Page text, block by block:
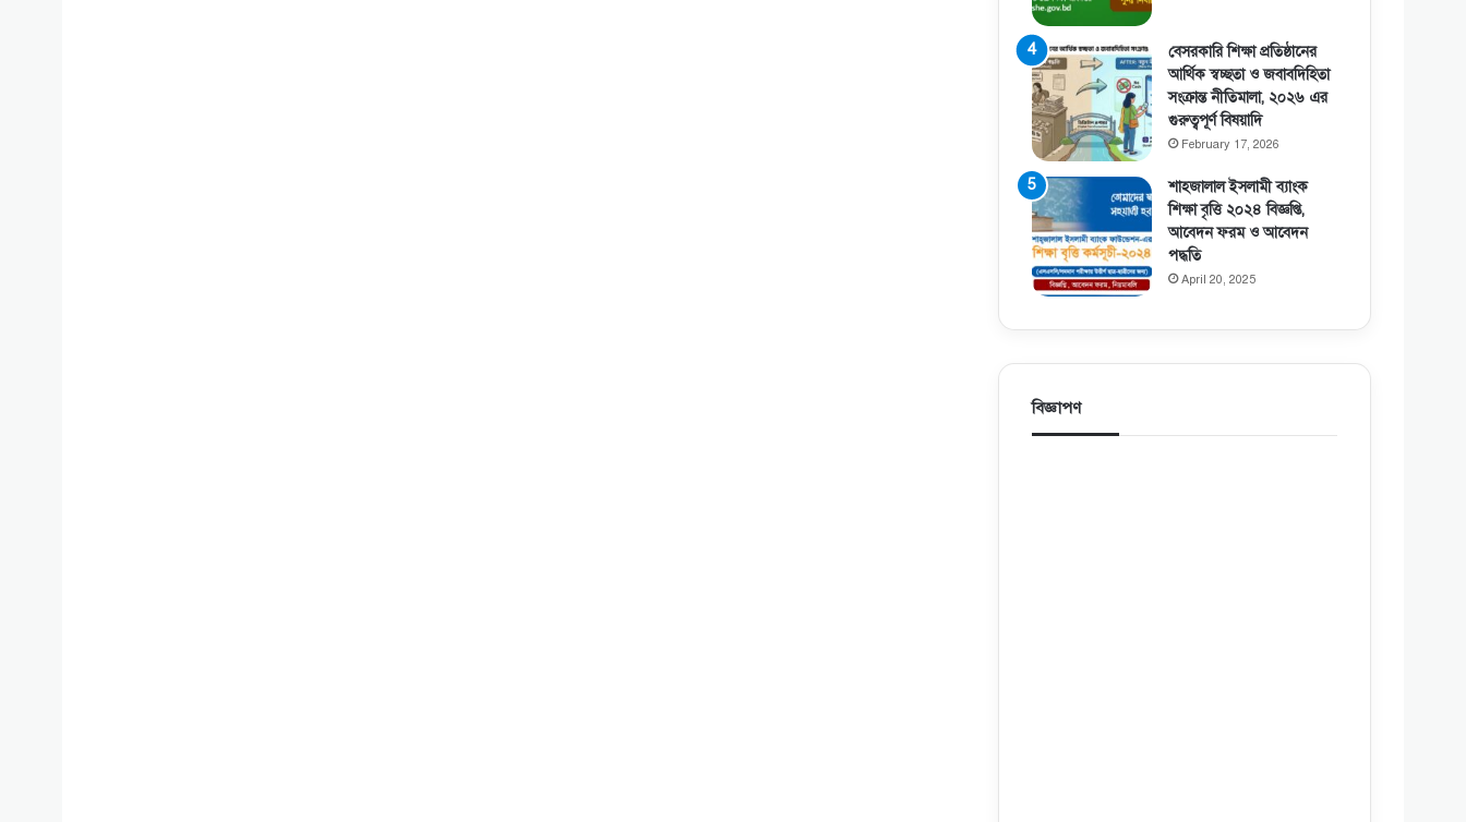
বেসরকারি শিক্ষা প্রতিষ্ঠানের
আর্থিক স্বচ্ছতা ও জবাবদিহিতা
সংক্রান্ত নীতিমালা, ২০২৬ এর
গুরুত্বপূর্ণ বিষয়াদি
February 17, 2026
শাহজালাল ইসলামী ব্যাংক
শিক্ষা বৃত্তি ২০২৪ বিজ্ঞপ্তি,
আবেদন ফরম ও আবেদন
পদ্ধতি
April 20, 2025
বিজ্ঞাপণ